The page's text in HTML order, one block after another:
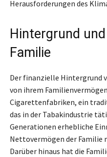
Herausforderungen des
Hintergrund
Familie
Der finanzielle Hintergrund
von ihrem
Cigarettenfabriken, ein
das in der Tabakindustrie
Generationen erhebliche
Nettovermögen der Familie
Darüber hinaus hat die